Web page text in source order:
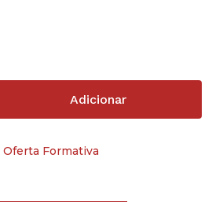
Adicionar
Oferta Formativa